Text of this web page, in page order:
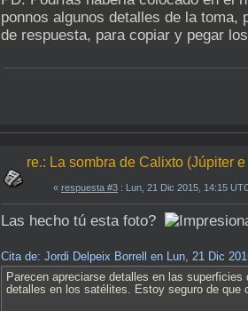
ponnos algunos detalles de la
de respuesta, para copiar y pegar
re.: La sombra de Calixto (Júpiter
« respuesta #3 : Lun, 21 Dic 2015, 14:15
Las hecho tú esta foto?
Cita de: Jordi Delpeix Borrell en Lun, 21 Dic
Parecen apreciarse detalles en las
detalles en los satélites. Estoy seguro de